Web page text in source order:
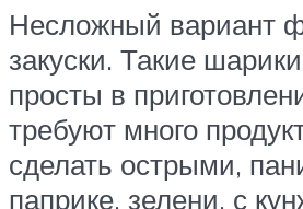
Несложный вариант
закуски. Такие
просты в
требуют много
сделать острыми,
паприке, зелени, с